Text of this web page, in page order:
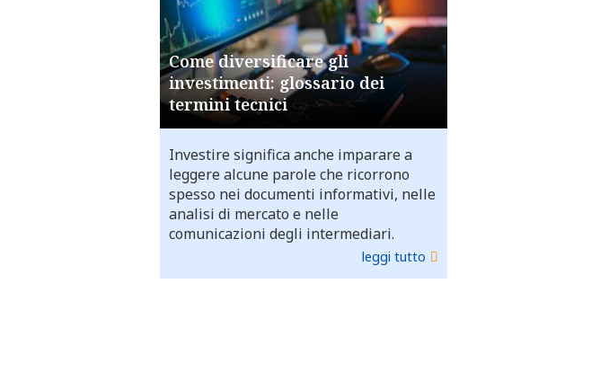
Come diversificare gli
investimenti: glossario dei
termini tecnici
Investire significa anche imparare a
leggere alcune parole che ricorrono
spesso nei documenti informativi, nelle
analisi di mercato e nelle
comunicazioni degli intermediari.
leggi tutto